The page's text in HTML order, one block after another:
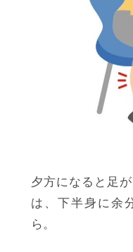
夕方になると足
は、下半身に余
ら。